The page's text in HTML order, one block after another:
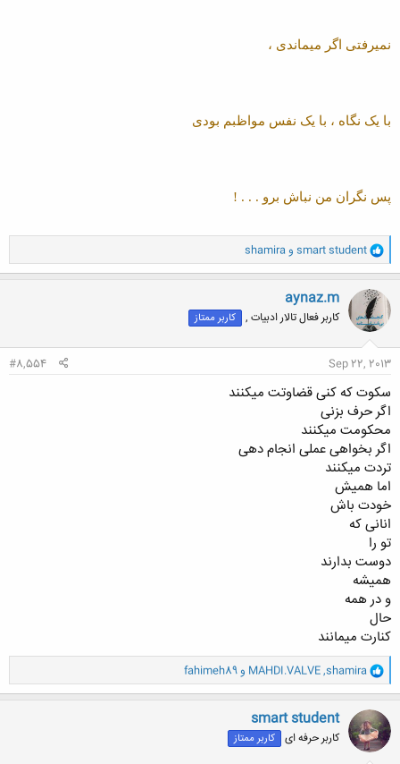
نمیرفتی اگر میماندی ،
با یک نگاه ، با یک نفس مواظبم بودی
پس نگران من نباش برو . . . !
و
ا
ک
ن
ش
ه
ا
smart student و shamira
aynaz.m
کاربر فعال تالار ادبیات , کاربر ممتاز
Sep 22, 2013
#8,554
سکوت که کنی قضاوتت میکنند
اگر حرف بزنی
محکومت میکنند
اگر بخواهی عملی انجام دهی
تردت میکنند
اما همیش
خودت باش
انانی که
تو را
دوست بدارند
همیشه
و در همه
حال
کنارت میمانند
و
ا
ک
ن
ش
ه
ا
shamira
,
MAHDI.VALVE وfahimeh89
smart student
کاربر حرفه ای کاربر ممتاز